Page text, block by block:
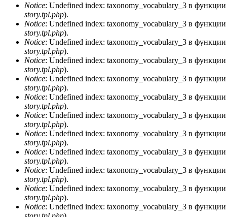
Notice: Undefined index: taxonomy_vocabulary_3 в функции
story.tpl.php).
Notice: Undefined index: taxonomy_vocabulary_3 в функции
story.tpl.php).
Notice: Undefined index: taxonomy_vocabulary_3 в функции
story.tpl.php).
Notice: Undefined index: taxonomy_vocabulary_3 в функции
story.tpl.php).
Notice: Undefined index: taxonomy_vocabulary_3 в функции
story.tpl.php).
Notice: Undefined index: taxonomy_vocabulary_3 в функции
story.tpl.php).
Notice: Undefined index: taxonomy_vocabulary_3 в функции
story.tpl.php).
Notice: Undefined index: taxonomy_vocabulary_3 в функции
story.tpl.php).
Notice: Undefined index: taxonomy_vocabulary_3 в функции
story.tpl.php).
Notice: Undefined index: taxonomy_vocabulary_3 в функции
story.tpl.php).
Notice: Undefined index: taxonomy_vocabulary_3 в функции
story.tpl.php).
Notice: Undefined index: taxonomy_vocabulary_3 в функции